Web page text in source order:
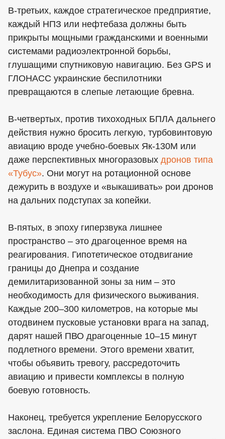
В-третьих, каждое стратегическое предприятие,
каждый НПЗ или нефтебаза должны быть
прикрыты мощными гражданскими и военными
системами радиоэлектронной борьбы,
глушащими спутниковую навигацию. Без GPS и
ГЛОНАСС украинские беспилотники
превращаются в слепые летающие бревна.
В-четвертых, против тихоходных БПЛА дальнего
действия нужно бросить легкую, турбовинтовую
авиацию вроде учебно-боевых Як-130М или
даже перспективных многоразовых дронов типа
«Тубус». Они могут на ротационной основе
дежурить в воздухе и «выкашивать» рои дронов
на дальних подступах за копейки.
В-пятых, в эпоху гиперзвука лишнее
пространство – это драгоценное время на
реагирования. Гипотетическое отодвигание
границы до Днепра и создание
демилитаризованной зоны за ним – это
необходимость для физического выживания.
Каждые 200–300 километров, на которые мы
отодвинем пусковые установки врага на запад,
дарят нашей ПВО драгоценные 10–15 минут
подлетного времени. Этого времени хватит,
чтобы объявить тревогу, рассредоточить
авиацию и привести комплексы в полную
боевую готовность.
Наконец, требуется укрепление Белорусского
заслона. Единая система ПВО Союзного